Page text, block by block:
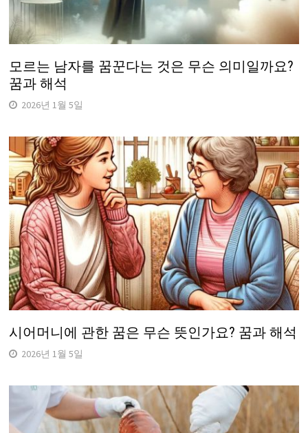
모르는 남자를 꿈꾼다는 것은 무슨 의미일까요?
꿈과 해석
2026년 1월 5일
시어머니에 관한 꿈은 무슨 뜻인가요? 꿈과 해석
2026년 1월 5일